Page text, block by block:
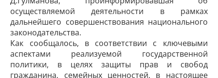
осуществляемой деятельности в рамках
дальнейшего совершенствования национального
законодательства.
Как сообщалось, в соответствии с ключевыми
аспектами реализуемой государственной
политики, в целях защиты прав и свобод
гражданина, семейных ценностей, в настоящее